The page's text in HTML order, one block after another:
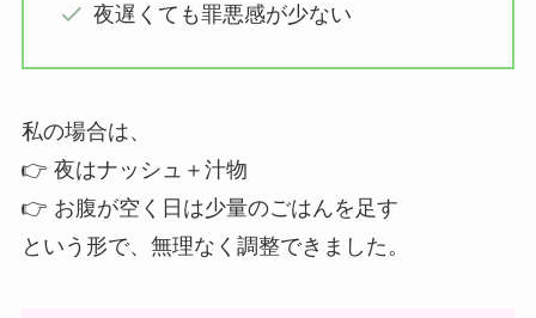
夜遅くても罪悪感が少ない
私の場合は、
👉 夜はナッシュ＋汁物
👉 お腹が空く日は少量のごはんを足す
という形で、無理なく調整できました。